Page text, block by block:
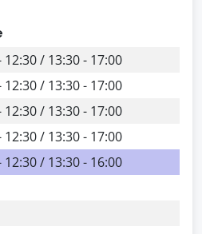
12:30 / 13:30 - 17:00
12:30 / 13:30 - 17:00
12:30 / 13:30 - 17:00
12:30 / 13:30 - 17:00
12:30 / 13:30 - 16:00